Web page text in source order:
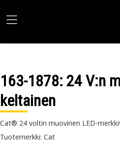
163-1878: 24 V:n
keltainen
Cat® 24 voltin muovinen LED-
Tuotemerkki: Cat